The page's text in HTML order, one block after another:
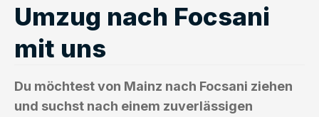
Umzug nach Focsani
mit uns
Du möchtest von Mainz nach Focsani ziehen
und suchst nach einem zuverlässigen